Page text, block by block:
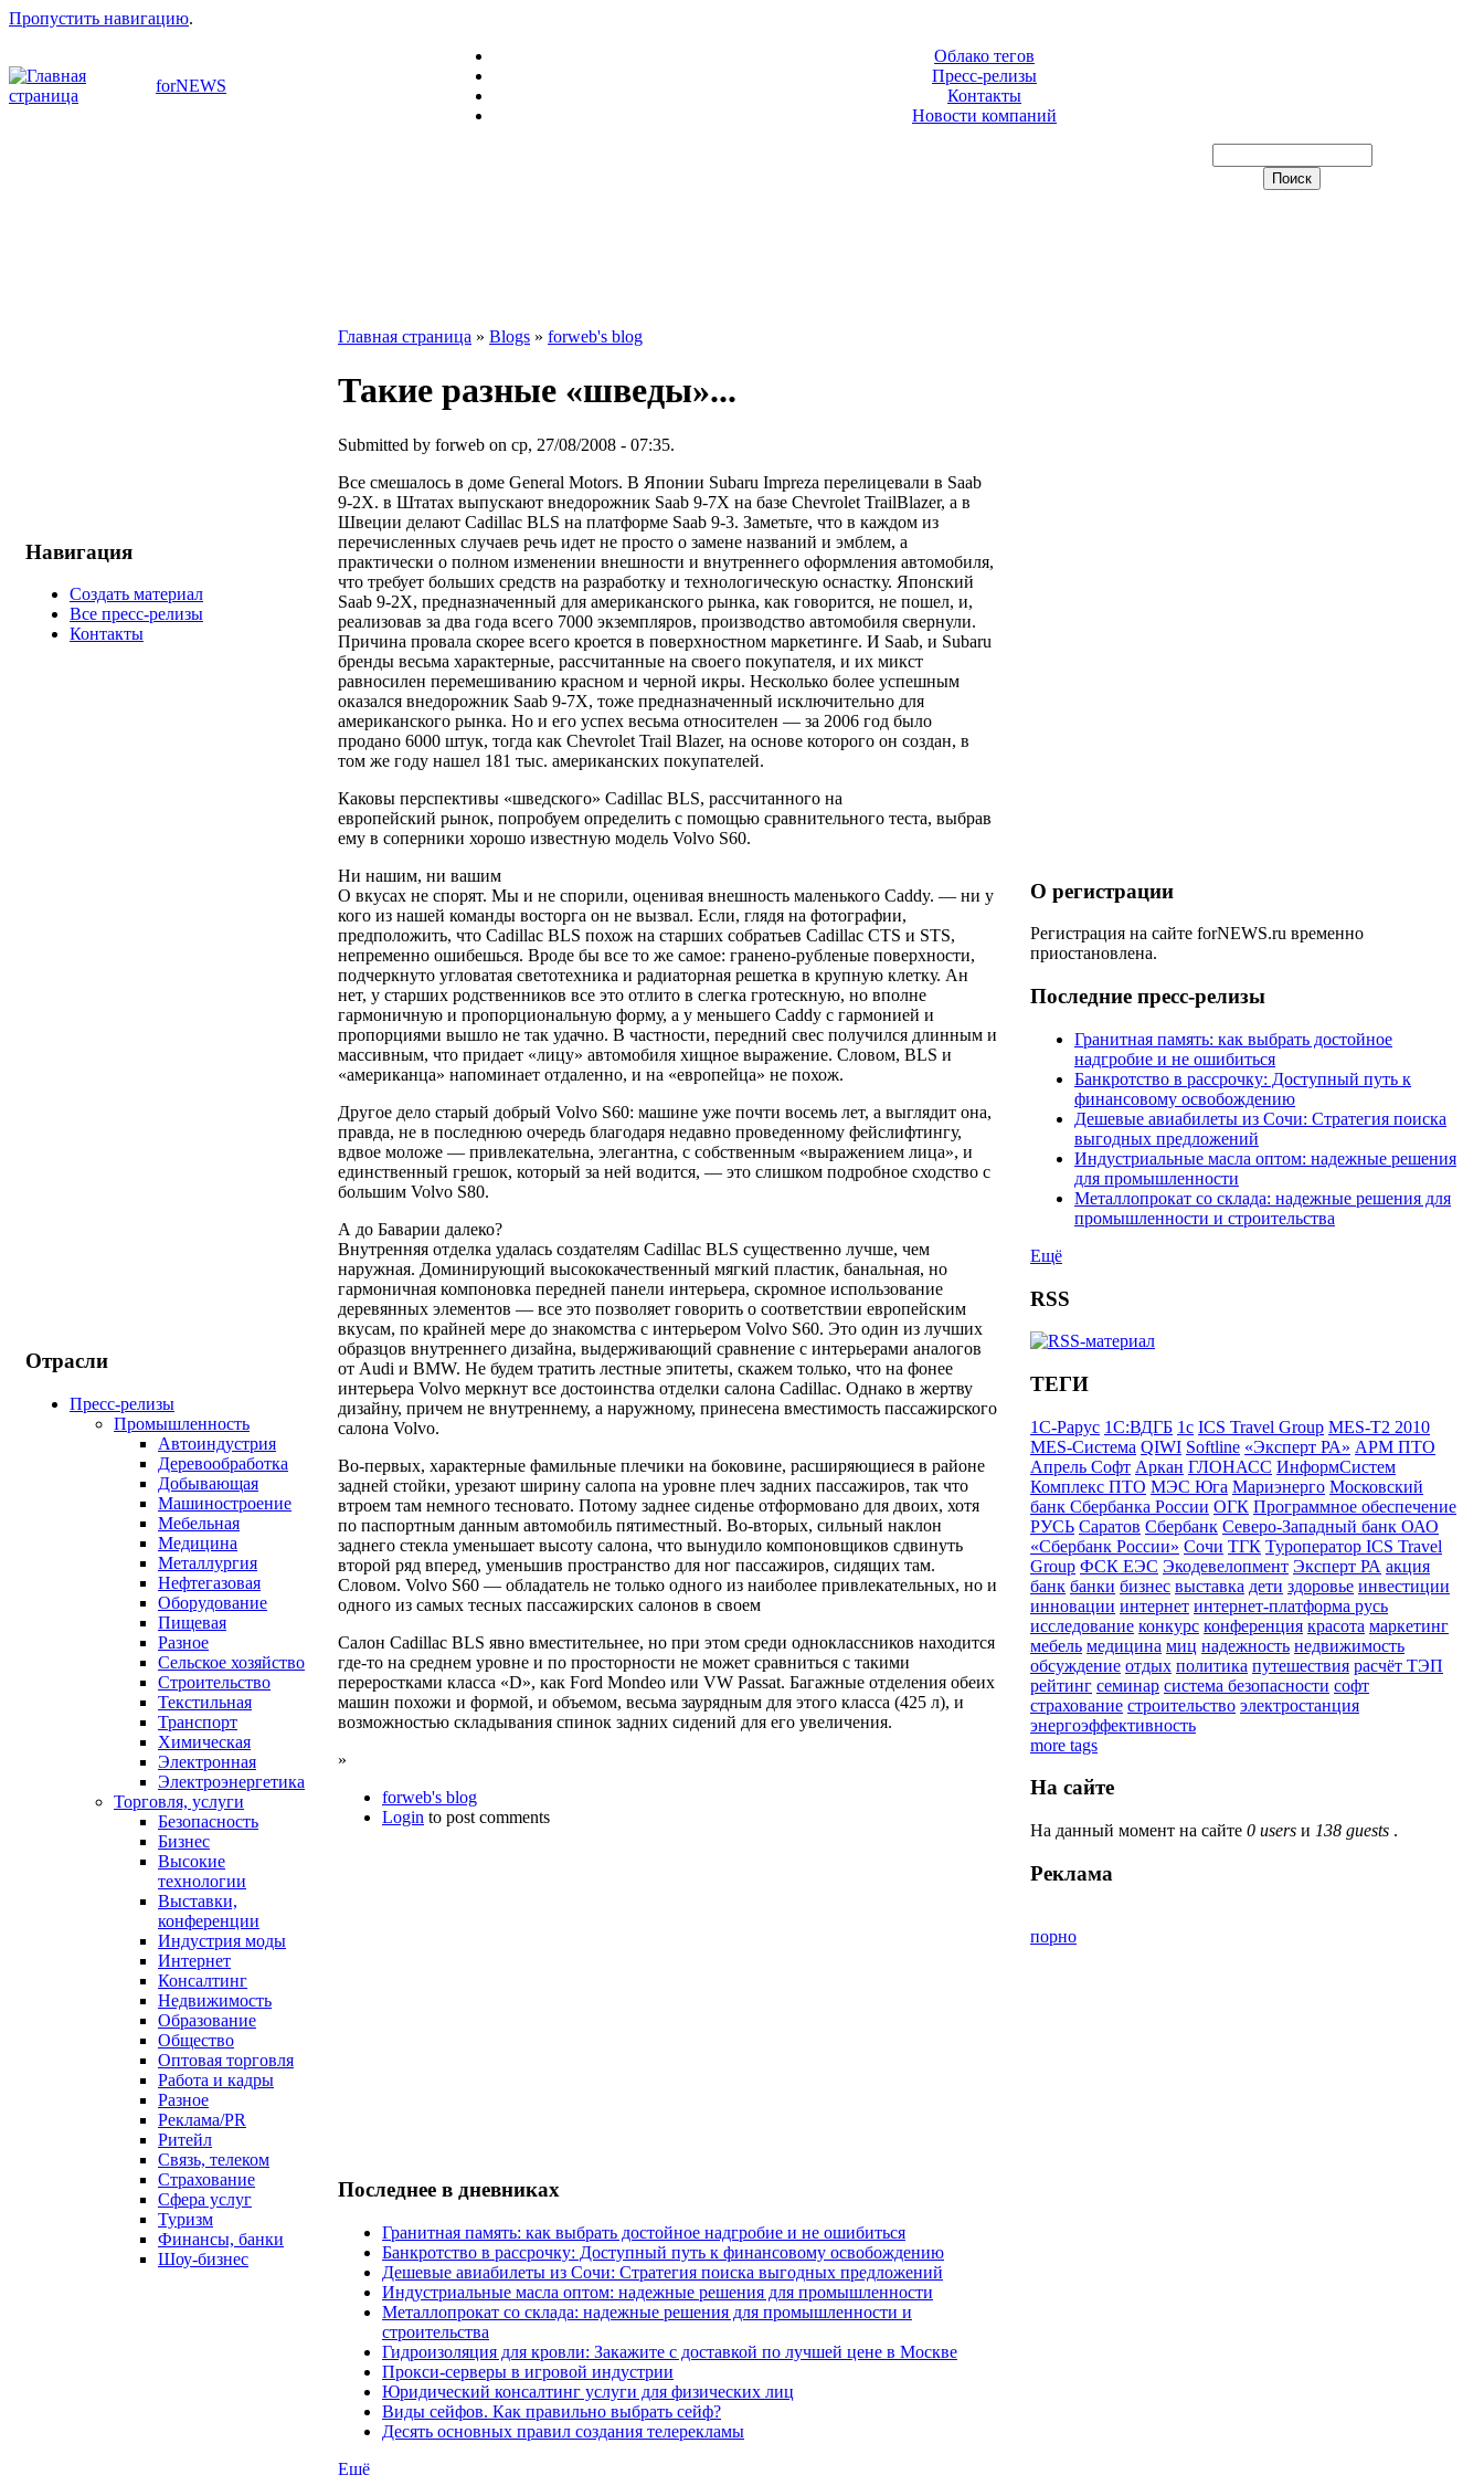
Пропустить навигацию.
forNEWS
Облако тегов
Пресс-релизы
Контакты
Новости компаний
Навигация
Создать материал
Все пресс-релизы
Контакты
Отрасли
Пресс-релизы
Промышленность
Автоиндустрия
Деревообработка
Добывающая
Машиностроение
Мебельная
Медицина
Металлургия
Нефтегазовая
Оборудование
Пищевая
Разное
Сельское хозяйство
Строительство
Текстильная
Транспорт
Химическая
Электронная
Электроэнергетика
Торговля, услуги
Безопасность
Бизнес
Высокие
технологии
Выставки,
конференции
Индустрия моды
Интернет
Консалтинг
Недвижимость
Образование
Общество
Оптовая торговля
Работа и кадры
Разное
Реклама/PR
Ритейл
Связь, телеком
Страхование
Сфера услуг
Туризм
Финансы, банки
Шоу-бизнес
Главная страница » Blogs » forweb's blog
Такие разные «шведы»...
Submitted by forweb on ср, 27/08/2008 - 07:35.
Все смешалось в доме General Motors. В Японии Subaru Impreza перелицевали в Saab
9-2Х. в Штатах выпускают внедорожник Saab 9-7Х на базе Chevrolet TrailBlazer, а в
Швеции делают Cadillac BLS на платформе Saab 9-3. Заметьте, что в каждом из
перечисленных случаев речь идет не просто о замене названий и эмблем, а
практически о полном изменении внешности и внутреннего оформления автомобиля,
что требует больших средств на разработку и технологическую оснастку. Японский
Saab 9-2Х, предназначенный для американского рынка, как говорится, не пошел, и,
реализовав за два года всего 7000 экземпляров, производство автомобиля свернули.
Причина провала скорее всего кроется в поверхностном маркетинге. И Saab, и Subaru
бренды весьма характерные, рассчитанные на своего покупателя, и их микст
равносилен перемешиванию красном и черной икры. Несколько более успешным
оказался внедорожник Saab 9-7Х, тоже предназначенный исключительно для
американского рынка. Но и его успех весьма относителен — за 2006 год было
продано 6000 штук, тогда как Chevrolet Trail Blazer, на основе которого он создан, в
том же году нашел 181 тыс. американских покупателей.
Каковы перспективы «шведского» Cadillac BLS, рассчитанного на
европейский рынок, попробуем определить с помощью сравнительного теста, выбрав
ему в соперники хорошо известную модель Volvo S60.
Ни нашим, ни вашим
О вкусах не спорят. Мы и не спорили, оценивая внешность маленького Caddy. — ни у
кого из нашей команды восторга он не вызвал. Если, глядя на фотографии,
предположить, что Cadillac BLS похож на старших собратьев Cadillac CTS и STS,
непременно ошибешься. Вроде бы все то же самое: гранено-рубленые поверхности,
подчеркнуто угловатая светотехника и радиаторная решетка в крупную клетку. Ан
нет, у старших родственников все это отлито в слегка гротескную, но вполне
гармоничную и пропорциональную форму, а у меньшего Caddy с гармонией и
пропорциями вышло не так удачно. В частности, передний свес получился длинным и
массивным, что придает «лицу» автомобиля хищное выражение. Словом, BLS и
«американца» напоминает отдаленно, и на «европейца» не похож.
Другое дело старый добрый Volvo S60: машине уже почти восемь лет, а выглядит она,
правда, не в последнюю очередь благодаря недавно проведенному фейслифтингу,
вдвое моложе — привлекательна, элегантна, с собственным «выражением лица», и
единственный грешок, который за ней водится, — это слишком подробное сходство с
большим Volvo S80.
А до Баварии далеко?
Внутренняя отделка удалась создателям Cadillac BLS существенно лучше, чем
наружная. Доминирующий высококачественный мягкий пластик, банальная, но
гармоничная компоновка передней панели интерьера, скромное использование
деревянных элементов — все это позволяет говорить о соответствии европейским
вкусам, по крайней мере до знакомства с интерьером Volvo S60. Это один из лучших
образцов внутреннего дизайна, выдерживающий сравнение с интерьерами аналогов
от Audi и BMW. Не будем тратить лестные эпитеты, скажем только, что на фонее
интерьера Volvo меркнут все достоинства отделки салона Cadillac. Однако в жертву
дизайну, причем не внутреннему, а наружному, принесена вместимость пассажирского
салона Volvo.
Во-первых, характерные фамильные плечики на боковине, расширяющиеся в районе
задней стойки, урезают ширину салопа на уровне плеч задних пассажиров, так что
втроем там немного тесновато. Потому заднее сиденье отформовано для двоих, хотя
по паспортным данным автомобиль пятиместный. Во-вторых, сильный наклон
заднего стекла уменьшает высоту салона, что вынудило компоновщиков сдвинуть
второй ряд вперед, уменьшив пространство для ног пассажиров, сидящих там.
Словом. Volvo S60 — обладатель не только одного из наиболее привлекательных, но и
одного из самых тесных пассажирских салонов в своем
Салон Cadillac BLS явно вместительнее, но при этом среди одноклассников находится
где-то на среднем уровне и по просторности не может сравниться с такими
переростками класса «D», как Ford Mondeo или VW Passat. Багажные отделения обеих
машин похожи и формой, и объемом, весьма заурядным для этого класса (425 л), и
возможностью складывания спинок задних сидений для его увеличения.
»
forweb's blog
Login to post comments
Последнее в дневниках
Гранитная память: как выбрать достойное надгробие и не ошибиться
Банкротство в рассрочку: Доступный путь к финансовому освобождению
Дешевые авиабилеты из Сочи: Стратегия поиска выгодных предложений
Индустриальные масла оптом: надежные решения для промышленности
Металлопрокат со склада: надежные решения для промышленности и
строительства
Гидроизоляция для кровли: Закажите с доставкой по лучшей цене в Москве
Прокси-серверы в игровой индустрии
Юридический консалтинг услуги для физических лиц
Виды сейфов. Как правильно выбрать сейф?
Десять основных правил создания телерекламы
Ещё
О регистрации
Регистрация на сайте forNEWS.ru временно
приостановлена.
Последние пресс-релизы
Гранитная память: как выбрать достойное
надгробие и не ошибиться
Банкротство в рассрочку: Доступный путь к
финансовому освобождению
Дешевые авиабилеты из Сочи: Стратегия поиска
выгодных предложений
Индустриальные масла оптом: надежные решения
для промышленности
Металлопрокат со склада: надежные решения для
промышленности и строительства
Ещё
RSS
ТЕГИ
1С-Рарус 1С:ВДГБ 1с ICS Travel Group MES-T2 2010
MES-Система QIWI Softline «Эксперт РА» АРМ ПТО
Апрель Софт Аркан ГЛОНАСС ИнформСистем
Комплекс ПТО МЭС Юга Мариэнерго Московский
банк Сбербанка России ОГК Программное обеспечение
РУСЬ Саратов Сбербанк Северо-Западный банк ОАО
«Сбербанк России» Сочи ТГК Туроператор ICS Travel
Group ФСК ЕЭС Экодевелопмент Эксперт РА акция
банк банки бизнес выставка дети здоровье инвестиции
инновации интернет интернет-платформа русь
исследование конкурс конференция красота маркетинг
мебель медицина миц надежность недвижимость
обсуждение отдых политика путешествия расчёт ТЭП
рейтинг семинар система безопасности софт
страхование строительство электростанция
энергоэффективность
more tags
На сайте
На данный момент на сайте 0 users и 138 guests .
Реклама
порно